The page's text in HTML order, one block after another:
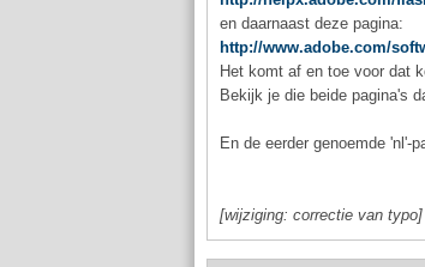
en daarnaast deze pagina:
http://www.adobe.com/
Het komt af en toe voor dat
Bekijk je die beide pagina's
En de eerder genoemde 'nl'-
[wijziging: correctie van typo]